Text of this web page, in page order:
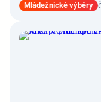
Mládežnické výběry